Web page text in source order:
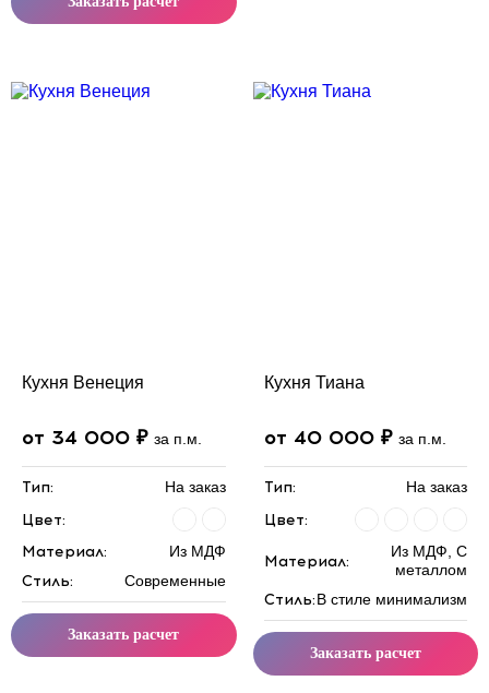
Кухня Венеция
от 34 000 ₽ за п.м.
Тип: На заказ
Цвет:
Материал:
Из МДФ
Стиль: Современные
Заказать расчет
Кухня Тиана
от 40 000 ₽ за п.м.
Тип: На заказ
Цвет:
Материал:
Из МДФ, С
металлом
Стиль:В стиле минимализм
Заказать расчет